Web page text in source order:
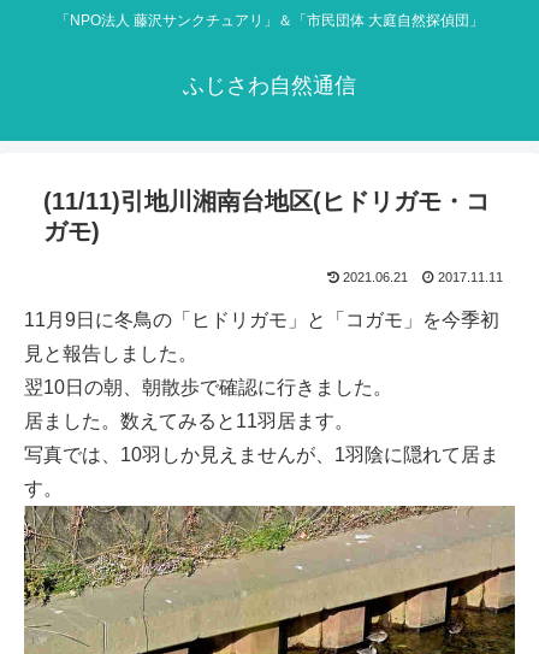
「NPO法人 藤沢サンクチュアリ」＆「市民団体 大庭自然探偵団」
ふじさわ自然通信
(11/11)引地川湘南台地区(ヒドリガモ・コ
ガモ)
2021.06.21 2017.11.11
11月9日に冬鳥の「ヒドリガモ」と「コガモ」を今季初
見と報告しました。
翌10日の朝、朝散歩で確認に行きました。
居ました。数えてみると11羽居ます。
写真では、10羽しか見えませんが、1羽陰に隠れて居ま
す。